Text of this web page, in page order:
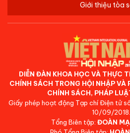
Giới thiệu tòa
DIỄN ĐÀN KHOA HỌC VÀ THỰC
CHÍNH SÁCH TRONG HỘI NHẬP VÀ
CHÍNH SÁCH, PHÁP
Giấy phép hoạt động Tạp chí Điện tử
10/09/2018.
Tổng Biên tập: ĐOÀN